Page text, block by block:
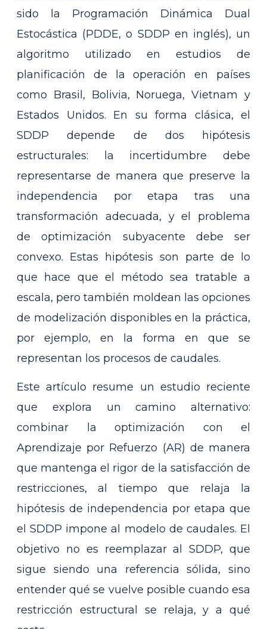
sido la Programación Dinámica Dual
Estocástica (PDDE, o SDDP en inglés), un
algoritmo utilizado en estudios de
planificación de la operación en países
como Brasil, Bolivia, Noruega, Vietnam y
Estados Unidos. En su forma clásica, el
SDDP depende de dos hipótesis
estructurales: la incertidumbre debe
representarse de manera que preserve la
independencia por etapa tras una
transformación adecuada, y el problema
de optimización subyacente debe ser
convexo. Estas hipótesis son parte de lo
que hace que el método sea tratable a
escala, pero también moldean las opciones
de modelización disponibles en la práctica,
por ejemplo, en la forma en que se
representan los procesos de caudales.
Este artículo resume un estudio reciente
que explora un camino alternativo:
combinar la optimización con el
Aprendizaje por Refuerzo (AR) de manera
que mantenga el rigor de la satisfacción de
restricciones, al tiempo que relaja la
hipótesis de independencia por etapa que
el SDDP impone al modelo de caudales. El
objetivo no es reemplazar al SDDP, que
sigue siendo una referencia sólida, sino
entender qué se vuelve posible cuando esa
restricción estructural se relaja, y a qué